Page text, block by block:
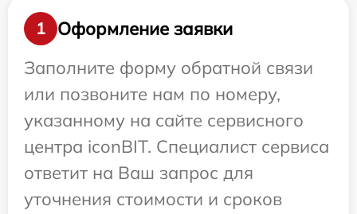
1
Оформление заявки
Заполните форму обратной связи
или позвоните нам по номеру,
указанному на сайте сервисного
центра iconBIT. Специалист сервиса
ответит на Ваш запрос для
уточнения стоимости и сроков